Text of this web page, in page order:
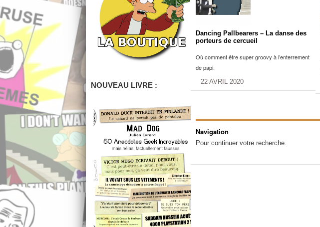
NOUVEAU LIVRE :
Dancing Pallbearers – La danse des
porteurs de cercueil
Où comment être super groovy à l’enterrement
de papi.
22 AVRIL 2020
Navigation
Pour continuer votre recherche.